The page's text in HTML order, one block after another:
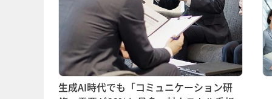
生成AI時代でも「コミュニケーション研